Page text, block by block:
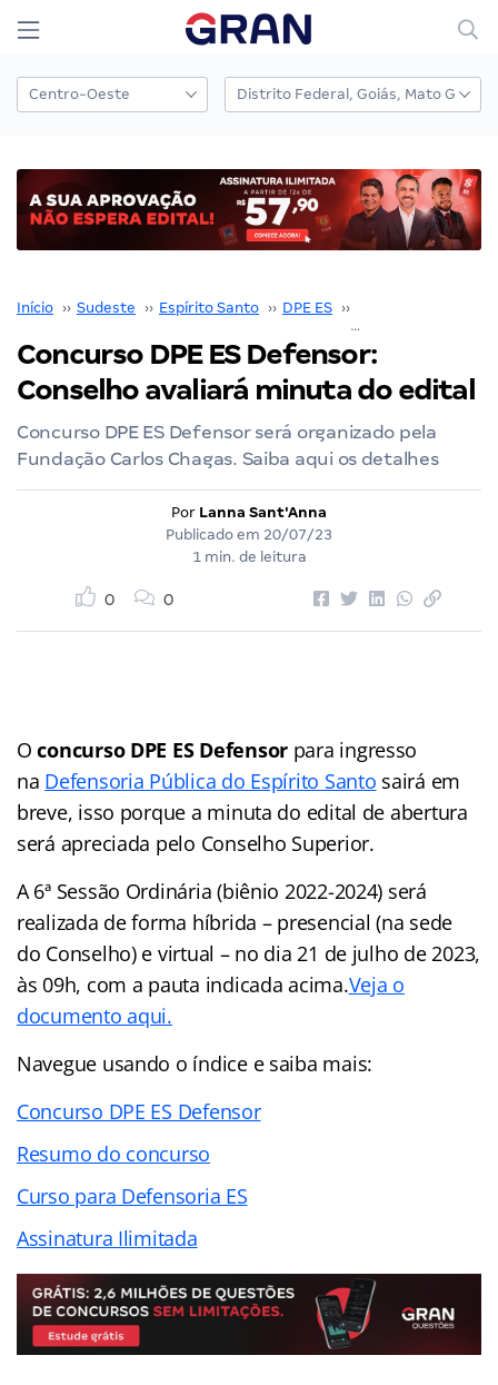
Início ›› Sudeste ›› Espírito Santo ›› DPE ES ››
Concurso DPE ES Defensor:
Conselho avaliará minuta do edital
Concurso DPE ES Defensor será organizado pela
Fundação Carlos Chagas. Saiba aqui os detalhes
Por Lanna Sant'Anna
Publicado em 20/07/23
1 min. de leitura
0 0
Oconcurso DPE ES Defensor para ingresso
na Defensoria Pública do Espírito Santo sairá em
breve, isso porque a minuta do edital de abertura
será apreciada pelo Conselho Superior.
A 6ª Sessão Ordinária (biênio 2022-2024) será
realizada de forma híbrida – presencial (na sede
do Conselho) e virtual – no dia 21 de julho de 2023,
às 09h, com a pauta indicada acima.Veja o
documento aqui.
Navegue usando o índice e saiba mais:
Concurso DPE ES Defensor
Resumo do concurso
Curso para Defensoria ES
Assinatura Ilimitada